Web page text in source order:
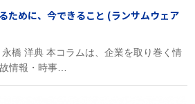
ために、今できること (ランサムウェア
橋 洋典 本コラムは、企業を取り巻く情
情報・時事…